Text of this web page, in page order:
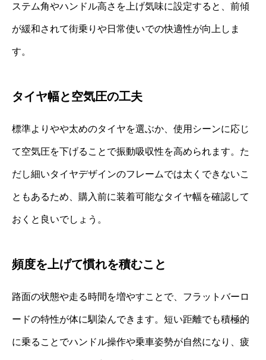
ステム角やハンドル高さを上げ気味に設定すると、前傾
が緩和されて街乗りや日常使いでの快適性が向上しま
す。
タイヤ幅と空気圧の工夫
標準よりやや太めのタイヤを選ぶか、使用シーンに応じ
て空気圧を下げることで振動吸収性を高められます。た
だし細いタイヤデザインのフレームでは太くできないこ
ともあるため、購入前に装着可能なタイヤ幅を確認して
おくと良いでしょう。
頻度を上げて慣れを積むこと
路面の状態や走る時間を増やすことで、フラットバーロ
ードの特性が体に馴染んできます。短い距離でも積極的
に乗ることでハンドル操作や乗車姿勢が自然になり、疲